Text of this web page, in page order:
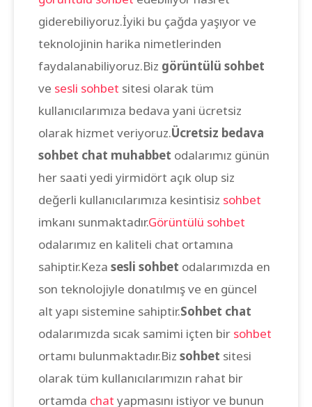
giderebiliyoruz.İyiki bu çağda yaşıyor ve
teknolojinin harika nimetlerinden
faydalanabiliyoruz.Biz görüntülü sohbet
ve sesli sohbet sitesi olarak tüm
kullanıcılarımıza bedava yani ücretsiz
olarak hizmet veriyoruz.Ücretsiz bedava
sohbet chat muhabbet odalarımız günün
her saati yedi yirmidört açık olup siz
değerli kullanıcılarımıza kesintisiz sohbet
imkanı sunmaktadır.Görüntülü sohbet
odalarımız en kaliteli chat ortamına
sahiptir.Keza sesli sohbet odalarımızda en
son teknolojiyle donatılmış ve en güncel
alt yapı sistemine sahiptir.Sohbet chat
odalarımızda sıcak samimi içten bir sohbet
ortamı bulunmaktadır.Biz sohbet sitesi
olarak tüm kullanıcılarımızın rahat bir
ortamda chat yapmasını istiyor ve bunun